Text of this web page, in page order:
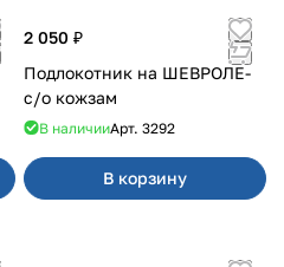
2 050 ₽
Подлокотник на ШЕВРОЛЕ-
с/о кожзам
В наличииАрт. 3292
В корзину